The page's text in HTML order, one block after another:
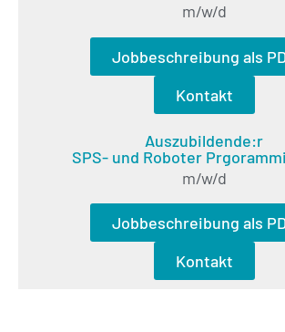
m/w/d
Jobbeschreibung als
Kontakt
Auszubildende:r
SPS- und Roboter
m/w/d
Jobbeschreibung als
Kontakt